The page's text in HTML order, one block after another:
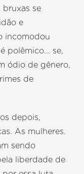
bruxas se
e
incomodou
polêmico... se,
ódio de gênero,
de
depois,
As mulheres.
sendo
liberdade de